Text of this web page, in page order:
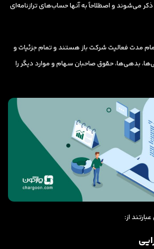
می‌شوند و اصطلاحاً به آنها حساب‌های ترازنامه‌ای
مدت فعالیت شرکت باز هستند و تمام جزئیات و
بدهی‌ها، حقوق صاحبان سهام و موارد دیگر را
از: